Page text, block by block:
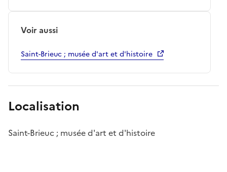
Voir aussi
Saint-Brieuc ; musée d'art et d'histoire
Localisation
Saint-Brieuc ; musée d'art et d'histoire